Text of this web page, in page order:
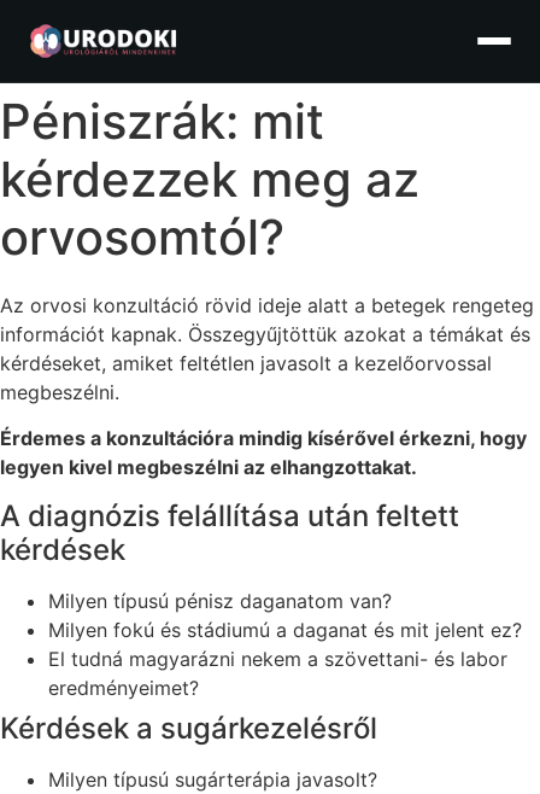
Péniszrák: mit
kérdezzek meg az
orvosomtól?
Az orvosi konzultáció rövid ideje alatt a betegek rengeteg
információt kapnak. Összegyűjtöttük azokat a témákat és
kérdéseket, amiket feltétlen javasolt a kezelőorvossal
megbeszélni.
Érdemes a konzultációra mindig kísérővel érkezni, hogy
legyen kivel megbeszélni az elhangzottakat.
A diagnózis felállítása után feltett
kérdések
Milyen típusú pénisz daganatom van?
Milyen fokú és stádiumú a daganat és mit jelent ez?
El tudná magyarázni nekem a szövettani- és labor
eredményeimet?
Kérdések a sugárkezelésről
Milyen típusú sugárterápia javasolt?